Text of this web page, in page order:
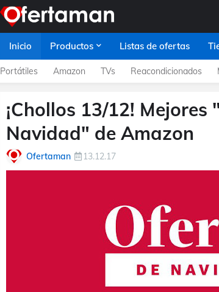
Inicio Productos Listas de ofertas
Portátiles Amazon TVs Reacondicionados
¡Chollos 13/12! Mejores
Navidad" de Amazon
Ofertaman 13.12.17